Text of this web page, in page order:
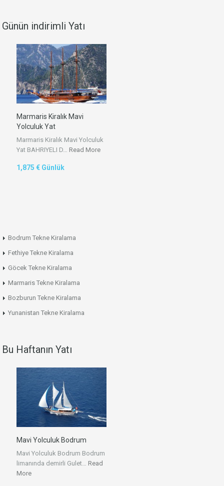
Günün indirimli Yatı
Marmaris Kiralık Mavi
Yolculuk Yat
Marmaris Kiralık Mavi Yolculuk
Yat BAHRIYELI D… Read More
1,875 € Günlük
Bodrum Tekne Kiralama
Fethiye Tekne Kiralama
Göcek Tekne Kiralama
Marmaris Tekne Kiralama
Bozburun Tekne Kiralama
Yunanistan Tekne Kiralama
Bu Haftanın Yatı
Mavi Yolculuk Bodrum
Mavi Yolculuk Bodrum Bodrum
limanında demirli Gulet… Read
More